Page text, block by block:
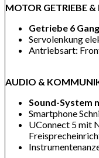
MOTOR GETRIEBE &
Getriebe 6
Servolenkung
Antriebsart:
AUDIO &
Sound-System
Smartphone
UConnect 5 mit